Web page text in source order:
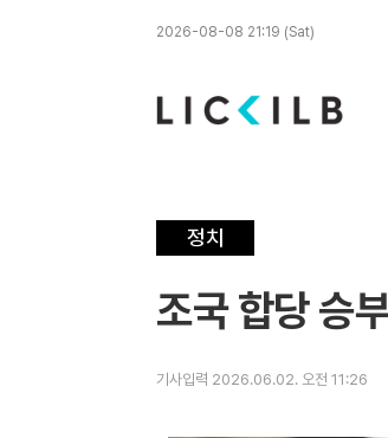
2026-08-08 21:19 (Sat)
정치
조국 합당 승
기사입력 2026.06.02. 오전 11:26